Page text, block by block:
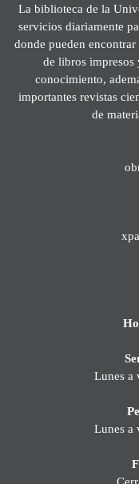
La biblioteca de la
servicios diariamente
donde pueden
de libros impresos
conocimiento,
importantes revistas
de
Lunes a
Lunes a